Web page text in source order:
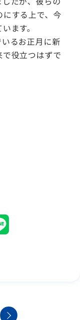
する上で、今
ます。
るお正月に新
役立つはずで